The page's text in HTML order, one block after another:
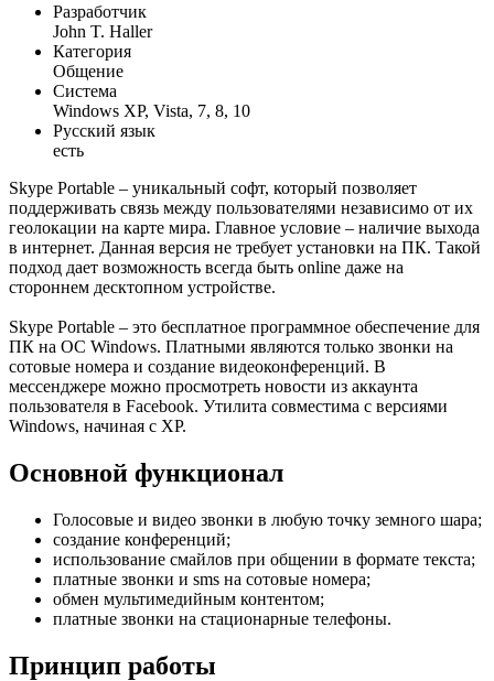
Разработчик
John T. Haller
Категория
Общение
Система
Windows XP, Vista, 7, 8, 10
Русский язык
есть
Skype Portable – уникальный софт, который позволяет
поддерживать связь между пользователями независимо от их
геолокации на карте мира. Главное условие – наличие выхода
в интернет. Данная версия не требует установки на ПК. Такой
подход дает возможность всегда быть online даже на
стороннем десктопном устройстве.
Skype Portable – это бесплатное программное обеспечение для
ПК на ОС Windows. Платными являются только звонки на
сотовые номера и создание видеоконференций. В
мессенджере можно просмотреть новости из аккаунта
пользователя в Facebook. Утилита совместима с версиями
Windows, начиная с XP.
Основной функционал
Голосовые и видео звонки в любую точку земного шара;
создание конференций;
использование смайлов при общении в формате текста;
платные звонки и sms на сотовые номера;
обмен мультимедийным контентом;
платные звонки на стационарные телефоны.
Принцип работы